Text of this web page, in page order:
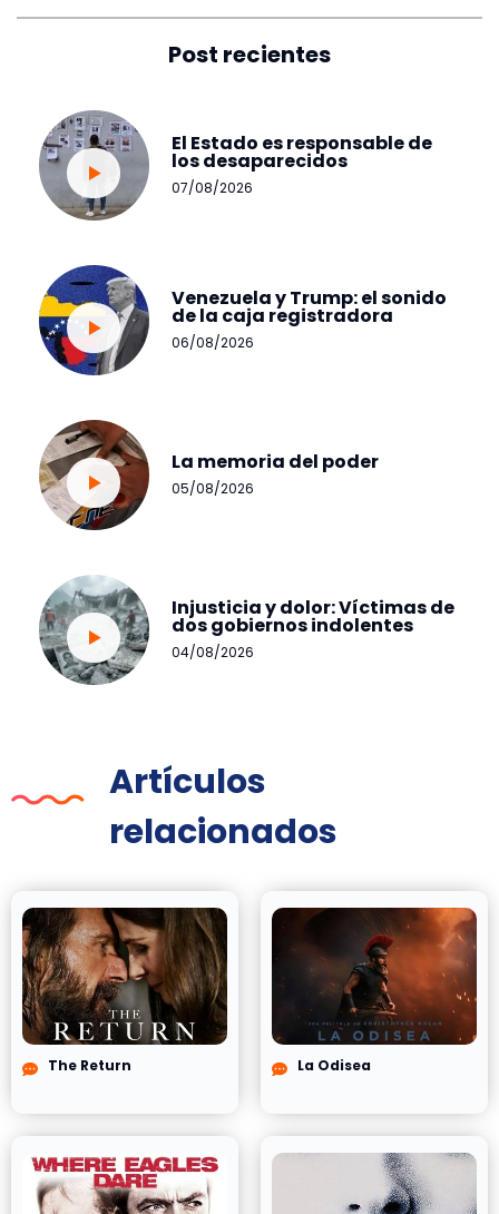
Post recientes
El Estado es responsable de
los desaparecidos
07/08/2026
Venezuela y Trump: el sonido
de la caja registradora
06/08/2026
La memoria del poder
05/08/2026
Injusticia y dolor: Víctimas de
dos gobiernos indolentes
04/08/2026
Artículos
relacionados
The Return La Odisea